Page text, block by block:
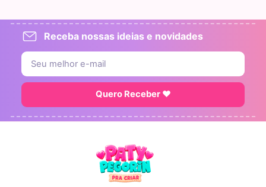
Receba nossas ideias e novidades
Quero Receber ♥